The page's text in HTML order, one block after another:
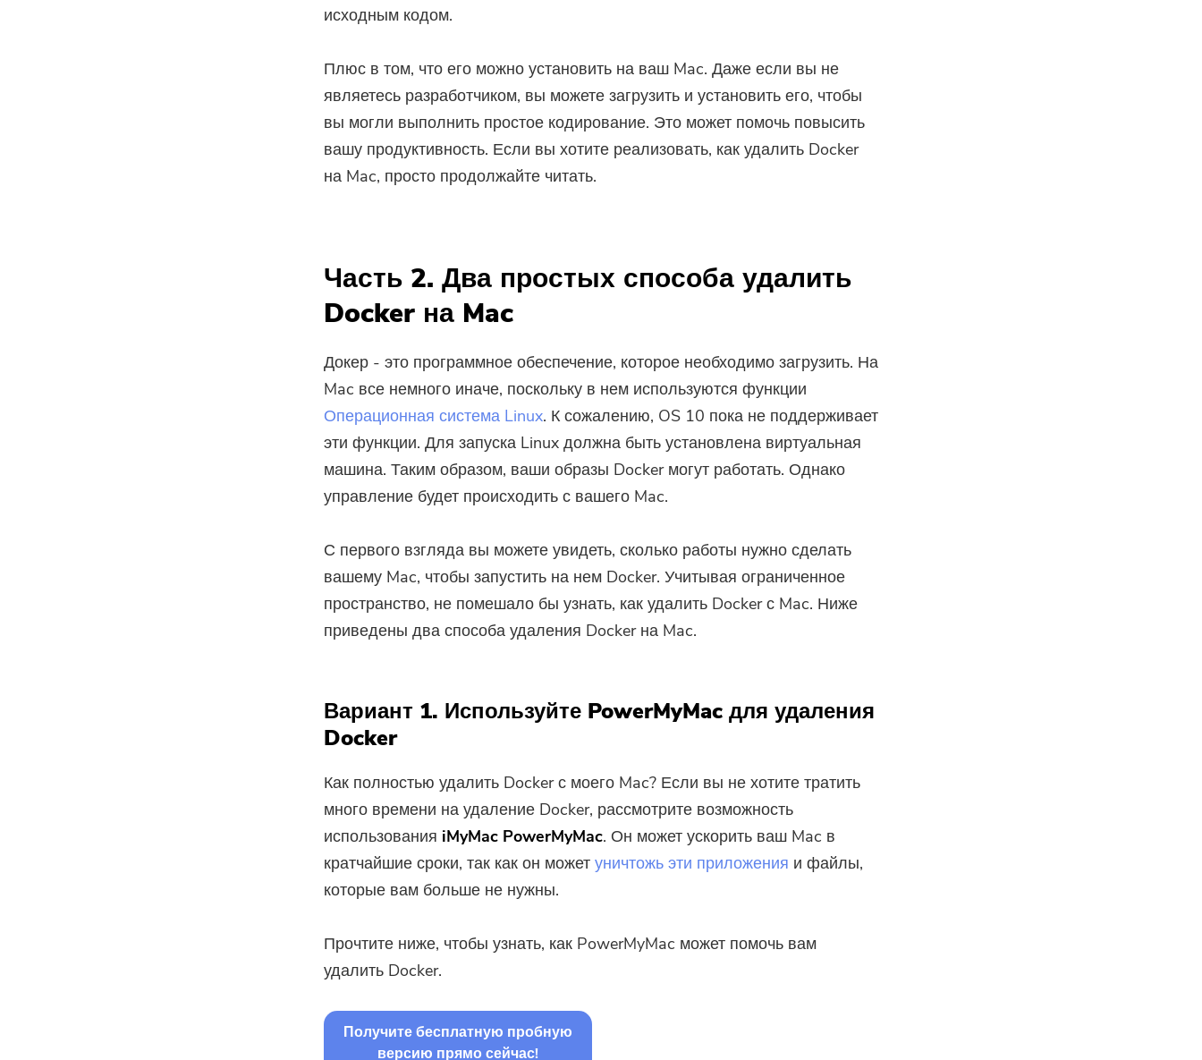
исходным кодом.
Плюс в том, что его можно установить на ваш Mac. Даже если вы не
являетесь разработчиком, вы можете загрузить и установить его, чтобы
вы могли выполнить простое кодирование. Это может помочь повысить
вашу продуктивность. Если вы хотите реализовать, как удалить Docker
на Mac, просто продолжайте читать.
Часть 2. Два простых способа удалить
Docker на Mac
Докер - это программное обеспечение, которое необходимо загрузить. На
Mac все немного иначе, поскольку в нем используются функции
Операционная система Linux. К сожалению, OS 10 пока не поддерживает
эти функции. Для запуска Linux должна быть установлена ​​виртуальная
машина. Таким образом, ваши образы Docker могут работать. Однако
управление будет происходить с вашего Mac.
С первого взгляда вы можете увидеть, сколько работы нужно сделать
вашему Mac, чтобы запустить на нем Docker. Учитывая ограниченное
пространство, не помешало бы узнать, как удалить Docker с Mac. Ниже
приведены два способа удаления Docker на Mac.
Вариант 1. Используйте PowerMyMac для удаления
Docker
Как полностью удалить Docker с моего Mac? Если вы не хотите тратить
много времени на удаление Docker, рассмотрите возможность
использования iMyMac PowerMyMac. Он может ускорить ваш Mac в
кратчайшие сроки, так как он может уничтожь эти приложения и файлы,
которые вам больше не нужны.
Прочтите ниже, чтобы узнать, как PowerMyMac может помочь вам
удалить Docker.
Получите бесплатную пробную
версию прямо сейчас!
Спасибо за вашу подписку!